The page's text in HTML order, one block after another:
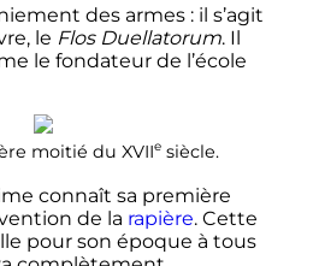
des armes : il s’agit
le Flos Duellatorum. Il
le fondateur de l’école
moitié du XVIIe siècle.
connaît sa première
de la rapière. Cette
pour son époque à tous